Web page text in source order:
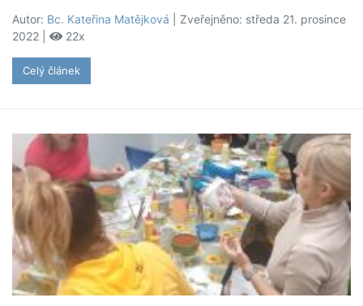
Autor: Bc. Kateřina Matějková | Zveřejněno: středa 21. prosince
2022 |
22x
Celý článek